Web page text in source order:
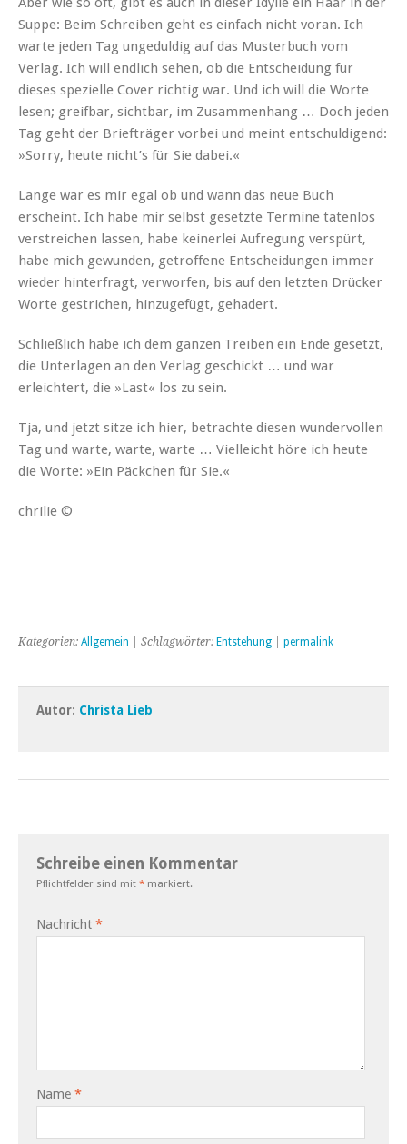
Suppe: Beim Schreiben geht es einfach nicht voran. Ich
warte jeden Tag ungeduldig auf das Musterbuch vom
Verlag. Ich will endlich sehen, ob die Entscheidung für
dieses spezielle Cover richtig war. Und ich will die Worte
lesen; greifbar, sichtbar, im Zusammenhang … Doch jeden
Tag geht der Briefträger vorbei und meint entschuldigend:
»Sorry, heute nicht’s für Sie dabei.«
Lange war es mir egal ob und wann das neue Buch
erscheint. Ich habe mir selbst gesetzte Termine tatenlos
verstreichen lassen, habe keinerlei Aufregung verspürt,
habe mich gewunden, getroffene Entscheidungen immer
wieder hinterfragt, verworfen, bis auf den letzten Drücker
Worte gestrichen, hinzugefügt, gehadert.
Schließlich habe ich dem ganzen Treiben ein Ende gesetzt,
die Unterlagen an den Verlag geschickt … und war
erleichtert, die »Last« los zu sein.
Tja, und jetzt sitze ich hier, betrachte diesen wundervollen
Tag und warte, warte, warte … Vielleicht höre ich heute
die Worte: »Ein Päckchen für Sie.«
chrilie ©
Kategorien: Allgemein | Schlagwörter: Entstehung permalink
Autor: Christa Lieb
Schreibe einen Kommentar
Pflichtfelder sind mit * markiert.
Nachricht *
Name *